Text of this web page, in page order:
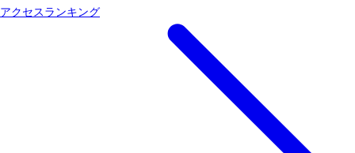
アクセスランキング